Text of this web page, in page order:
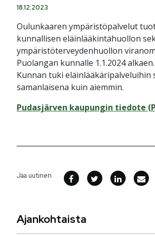
18.12.2023
Oulunkaaren ympäristöpalvelut
kunnallisen eläinlääkintähuollon
ympäristöterveydenhuollon
Puolangan kunnalle 1.1.2024 alkaen.
Kunnan tuki eläinlääkäripalveluihin
samanlaisena kuin aiemmin.
Pudasjärven kaupungin tiedote
Jaa uutinen
Ajankohtaista